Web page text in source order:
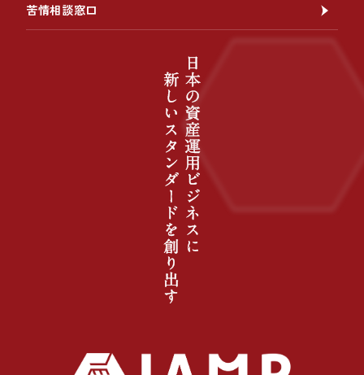
苦情相談窓口